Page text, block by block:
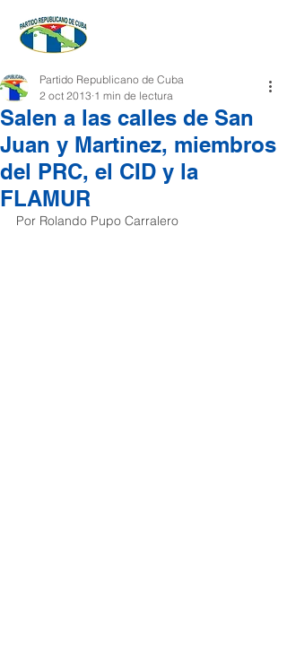
Salen a las calles de San
Juan y Martinez, miembros
del PRC, el CID y la
FLAMUR
Partido Republicano de Cuba
2 oct 2013 1 min de lectura
Por Rolando Pupo Carralero